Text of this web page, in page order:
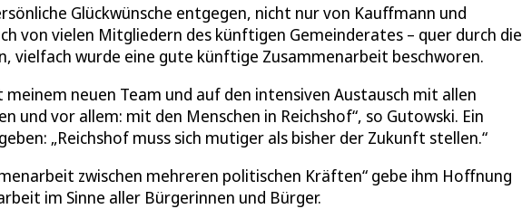
Glückwünsche entgegen, nicht nur von Kauffmann und
von vielen Mitgliedern des künftigen Gemeinderates – quer durch die
vielfach wurde eine gute künftige Zusammenarbeit beschworen.
neuen Team und auf den intensiven Austausch mit allen
und vor allem: mit den Menschen in Reichshof“, so Gutowski. Ein
„Reichshof muss sich mutiger als bisher der Zukunft stellen.“
zwischen mehreren politischen Kräften“ gebe ihm Hoffnung
im Sinne aller Bürgerinnen und Bürger.